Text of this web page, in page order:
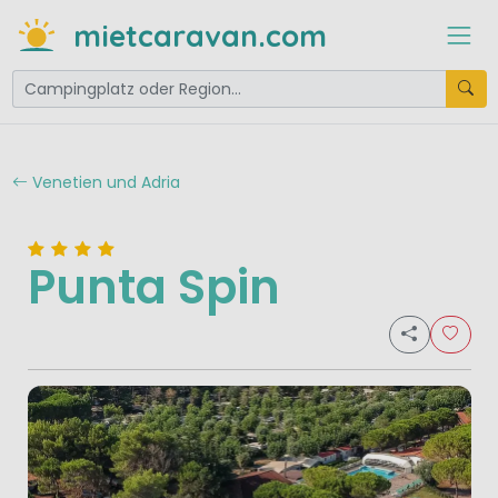
mietcaravan.com
Venetien und Adria
Punta Spin